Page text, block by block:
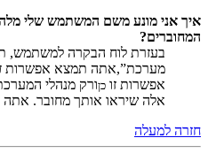
איך אני מונע משם המשתמש שלי
המחוברים?
בעזרת לוח הבקרה למשתמש,
מערכת”,אתה תמצא אפשרות
אפשרות זו כןורק מנהלי
אלה שיראו אותך מחובר.
חזרה למעלה